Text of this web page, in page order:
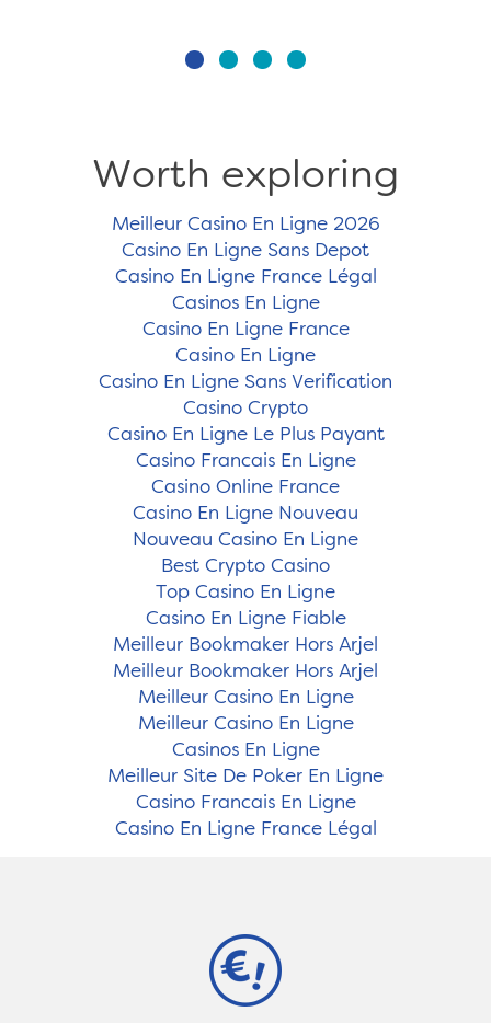
Worth exploring
Meilleur Casino En Ligne 2026
Casino En Ligne Sans Depot
Casino En Ligne France Légal
Casinos En Ligne
Casino En Ligne France
Casino En Ligne
Casino En Ligne Sans Verification
Casino Crypto
Casino En Ligne Le Plus Payant
Casino Francais En Ligne
Casino Online France
Casino En Ligne Nouveau
Nouveau Casino En Ligne
Best Crypto Casino
Top Casino En Ligne
Casino En Ligne Fiable
Meilleur Bookmaker Hors Arjel
Meilleur Bookmaker Hors Arjel
Meilleur Casino En Ligne
Meilleur Casino En Ligne
Casinos En Ligne
Meilleur Site De Poker En Ligne
Casino Francais En Ligne
Casino En Ligne France Légal